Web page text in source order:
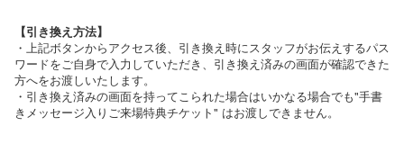
【引き換え方法】
・上記ボタンからアクセス後、引き換え時にスタッフがお伝えするパス
ワードをご自身で入力していただき、引き換え済みの画面が確認できた
方へをお渡しいたします。
・引き換え済みの画面を持ってこられた場合はいかなる場合でも"手書
きメッセージ入りご来場特典チケット" はお渡しできません。